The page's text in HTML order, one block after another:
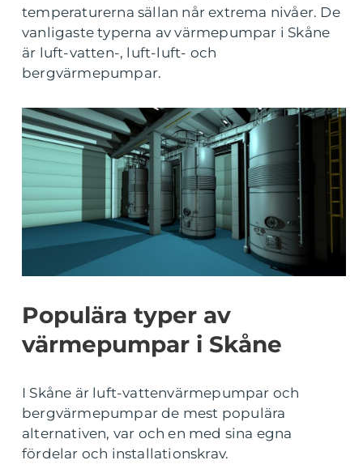
temperaturerna sällan når extrema nivåer. De
vanligaste typerna av värmepumpar i Skåne
är luft-vatten-, luft-luft- och
bergvärmepumpar.
Populära typer av
värmepumpar i Skåne
I Skåne är luft-vattenvärmepumpar och
bergvärmepumpar de mest populära
alternativen, var och en med sina egna
fördelar och installationskrav.